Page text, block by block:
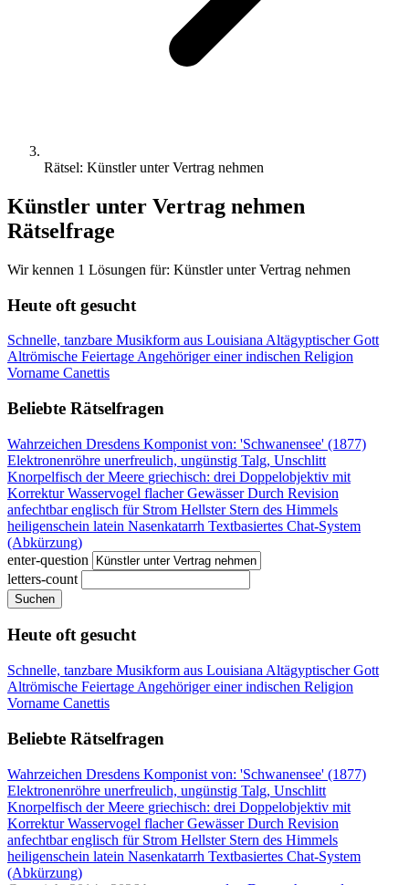
Rätsel: Künstler unter Vertrag nehmen
Künstler unter Vertrag nehmen
Rätselfrage
Wir kennen 1 Lösungen für: Künstler unter Vertrag nehmen
Heute oft gesucht
Schnelle, tanzbare Musikform aus Louisiana Altägyptischer Gott
Altrömische Feiertage Angehöriger einer indischen Religion
Vorname Canettis
Beliebte Rätselfragen
Wahrzeichen Dresdens Komponist von: 'Schwanensee' (1877)
Elektronenröhre unerfreulich, ungünstig Talg, Unschlitt
Knorpelfisch der Meere griechisch: drei Doppelobjektiv mit
KorrekturWasservogel flacher GewässerDurch Revision
anfechtbarenglisch für Strom Hellster Stern des Himmels
heiligenschein latein Nasenkatarrh Textbasiertes Chat-System
(Abkürzung)
enter-question
letters-count
Suchen
Heute oft gesucht
Schnelle, tanzbare Musikform aus Louisiana Altägyptischer Gott
Altrömische Feiertage Angehöriger einer indischen Religion
Vorname Canettis
Beliebte Rätselfragen
Wahrzeichen Dresdens Komponist von: 'Schwanensee' (1877)
Elektronenröhre unerfreulich, ungünstig Talg, Unschlitt
Knorpelfisch der Meere griechisch: drei Doppelobjektiv mit
KorrekturWasservogel flacher GewässerDurch Revision
anfechtbarenglisch für Strom Hellster Stern des Himmels
heiligenschein latein Nasenkatarrh Textbasiertes Chat-System
(Abkürzung)